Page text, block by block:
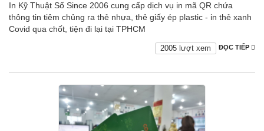
In Kỹ Thuật Số Since 2006 cung cấp dịch vụ in mã QR chứa
thông tin tiêm chủng ra thẻ nhựa, thẻ giấy ép plastic - in thẻ xanh
Covid qua chốt, tiện đi lại tại TPHCM
ĐỌC TIẾP
2005 lượt xem